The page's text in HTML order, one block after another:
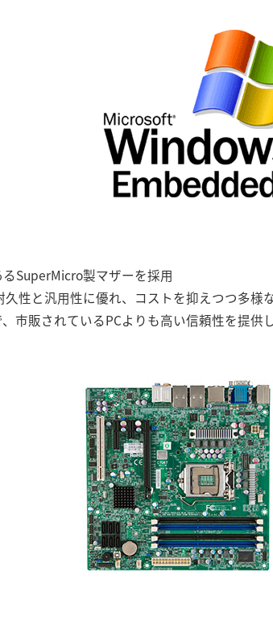
SuperMicro製マザーを採用
性と汎用性に優れ、コストを抑えつつ多様
市販されているPCよりも高い信頼性を提供し